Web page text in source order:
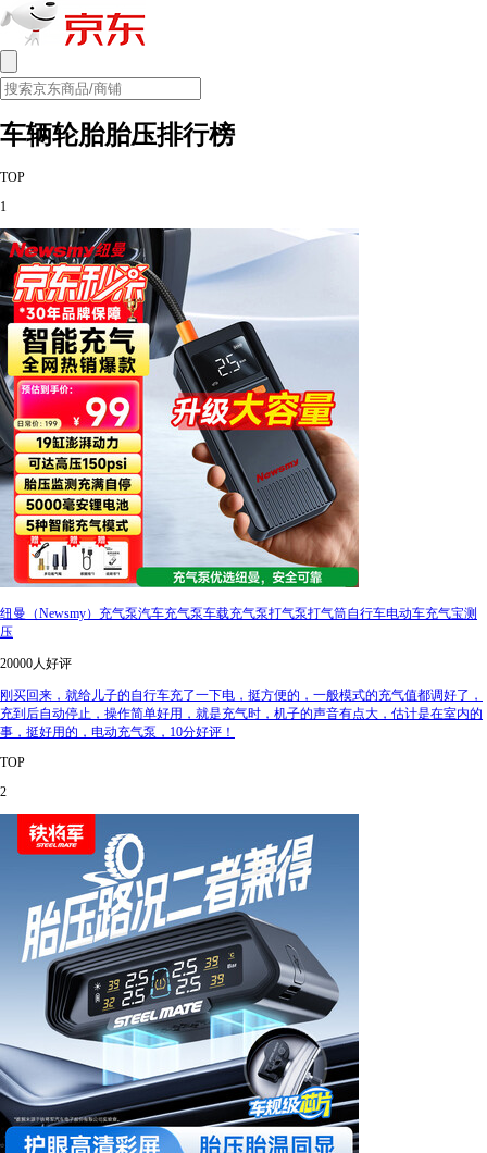
车辆轮胎胎压排行榜
TOP
1
纽曼（Newsmy）充气泵汽车充气泵车载充气泵打气泵打气筒自行车电动车充气宝测
压
20000人好评
刚买回来，就给儿子的自行车充了一下电，挺方便的，一般模式的充气值都调好了，
充到后自动停止，操作简单好用，就是充气时，机子的声音有点大，估计是在室内的
事，挺好用的，电动充气泵，10分好评！
TOP
2